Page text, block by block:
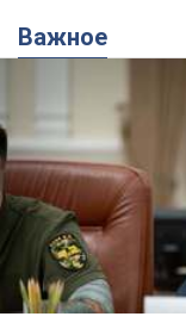
Важное